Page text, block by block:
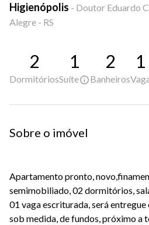
Higienópolis - Doutor Eduardo
Alegre - RS
2
Dormitórios
1
Suíte
2
Banheiros
1
Sobre o imóvel
Apartamento pronto,
semimobiliado, 02 dormitórios,
01 vaga escriturada, será
sob medida, de fundos, próximo a